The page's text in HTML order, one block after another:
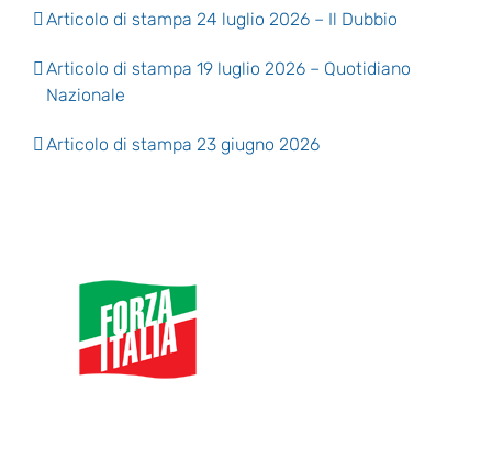
Articolo di stampa 24 luglio 2026 – Il Dubbio
Articolo di stampa 19 luglio 2026 – Quotidiano
Nazionale
Articolo di stampa 23 giugno 2026